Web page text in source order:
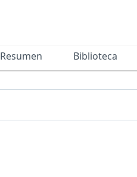
Resumen Biblioteca